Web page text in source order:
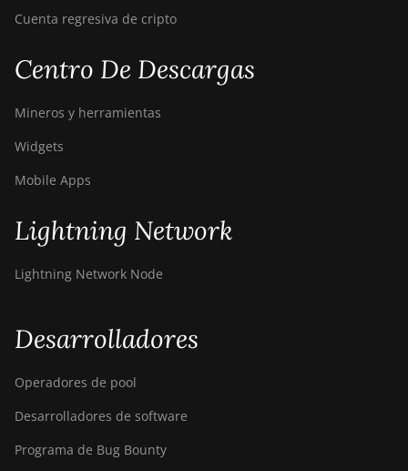
Canaan Avalon Made A1466
Canaan Avalon Nano 3S
Canaan Avalon Q
Canaan AvalonMiner 1047
Canaan Creative Avalon 1146
Pro
Canaan Creative Avalon 1246
Cuenta regresiva de cripto
Centro De Descargas
Mineros y herramientas
Widgets
Mobile Apps
Lightning Network
Lightning Network Node
Desarrolladores
Operadores de pool
Desarrolladores de software
Programa de Bug Bounty